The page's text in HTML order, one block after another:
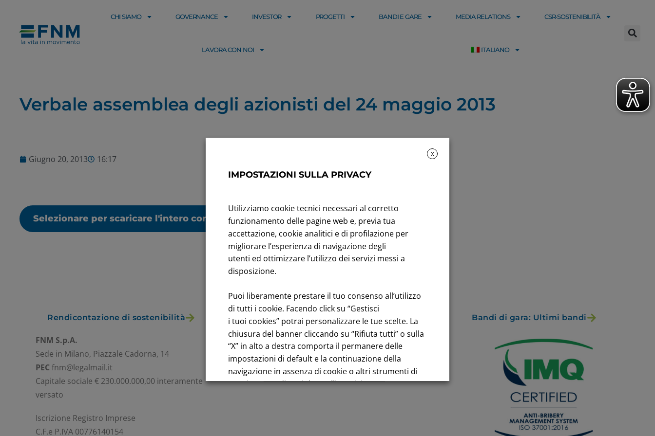
CHI SIAMO GOVERNANCE INVESTOR PROGETTI BANDI E GARE MEDIA RELATIONS CSR-SOSTENIBILITÀ
LAVORA CON NOI ITALIANO
Verbale assemblea degli azionisti del 24 maggio 2013
Giugno 20, 2013 16:17
Selezionare per scaricare l'intero contenuto
Rendicontazione di sostenibilità Andamento titolo: Il titolo in Borsa Bandi di gara: Ultimi bandi
FNM S.p.A.
Sede in Milano, Piazzale Cadorna, 14
PECfnm@legalmail.it
Capitale sociale € 230.000.000,00 interamente
versato
Iscrizione Registro Imprese
C.F.e P.IVA 00776140154
Italiano
X
IMPOSTAZIONI SULLA PRIVACY
Utilizziamo cookie tecnici necessari al corretto
funzionamento delle pagine web e, previa tua
accettazione, cookie analitici e di profilazione per
migliorare l’esperienza di navigazione degli
utenti ed ottimizzare l’utilizzo dei servizi messi a
disposizione.
Puoi liberamente prestare il tuo consenso all’utilizzo
di tutti i cookie. Facendo click su “Gestisci
i tuoi cookies” potrai personalizzare le tue scelte. La
chiusura del banner cliccando su “Rifiuta tutti” o sulla
“X” in alto a destra comporta il permanere delle
impostazioni di default e la continuazione della
navigazione in assenza di cookie o altri strumenti di
tracciamento diversi da quelli tecnici.